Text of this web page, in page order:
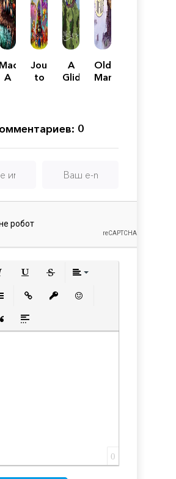
Macrotis:
A
Journey
to
A
Glider's
Old
Man's
0
скрытого текста
Вставка цитаты
Вставка спойлера
0